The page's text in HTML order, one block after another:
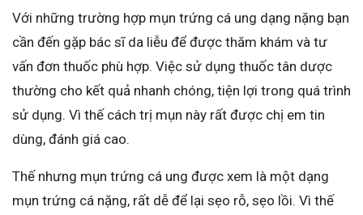
Với những trường hợp mụn trứng cá ung dạng nặng bạn
cần đến gặp bác sĩ da liễu để được thăm khám và tư
vấn đơn thuốc phù hợp. Việc sử dụng thuốc tân dược
thường cho kết quả nhanh chóng, tiện lợi trong quá trình
sử dụng. Vì thế cách trị mụn này rất được chị em tin
dùng, đánh giá cao.
Thế nhưng mụn trứng cá ung được xem là một dạng
mụn trứng cá nặng, rất dễ để lại sẹo rỗ, sẹo lồi. Vì thế